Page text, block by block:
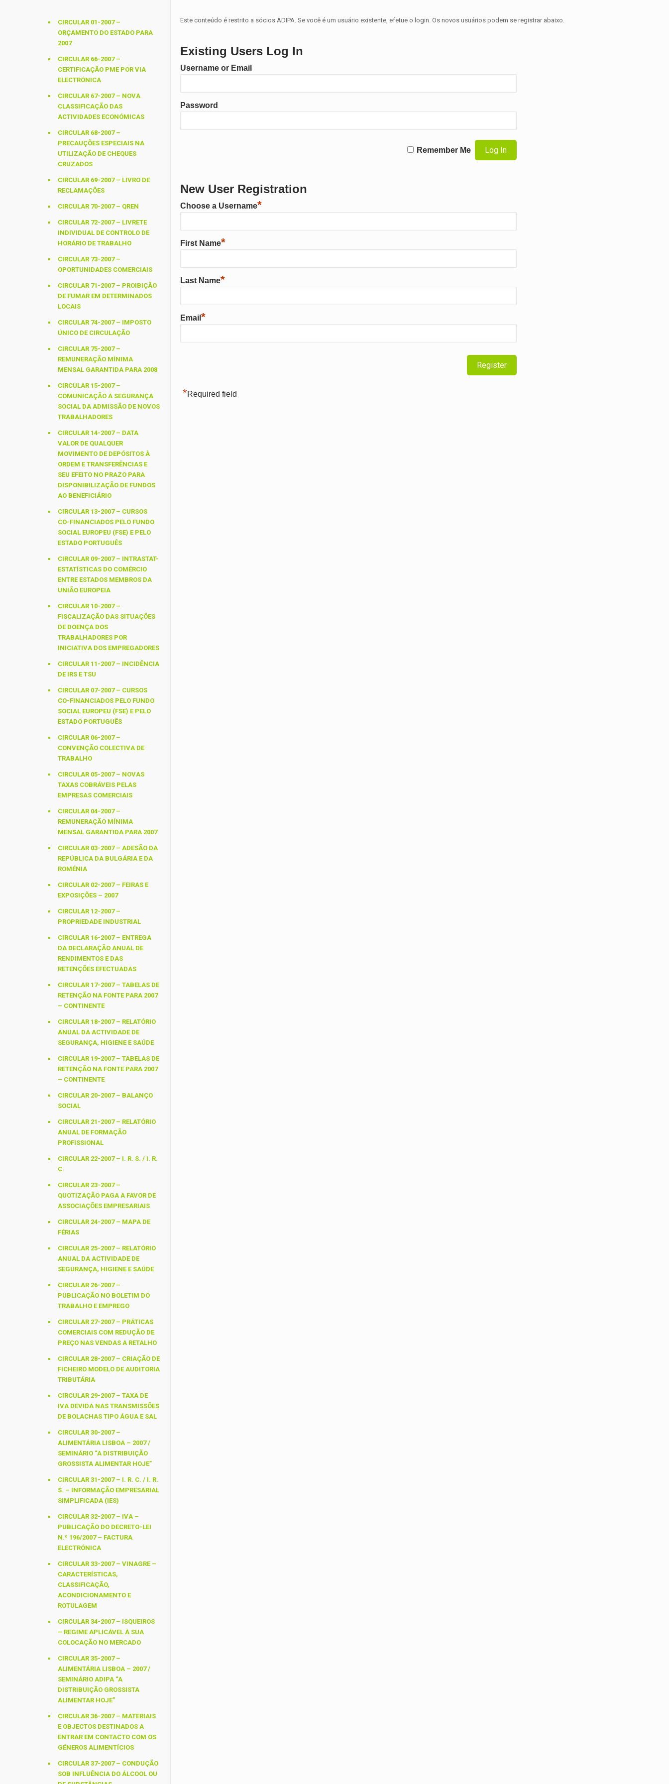
Este conteúdo é restrito a sócios ADIPA. Se você é um usuário existente, efetue o login. Os novos usuários podem se registrar abaixo.
Existing Users Log In
Username or Email
Password
Remember Me
New User Registration
Choose a Username*
First Name*
Last Name*
Email *
*Required field
CIRCULAR 01-2007 –
ORÇAMENTO DO ESTADO PARA
2007
CIRCULAR 66-2007 –
CERTIFICAÇÃO PME POR VIA
ELECTRÓNICA
CIRCULAR 67-2007 – NOVA
CLASSIFICAÇÃO DAS
ACTIVIDADES ECONÓMICAS
CIRCULAR 68-2007 –
PRECAUÇÕES ESPECIAIS NA
UTILIZAÇÃO DE CHEQUES
CRUZADOS
CIRCULAR 69-2007 – LIVRO DE
RECLAMAÇÕES
CIRCULAR 70-2007 – QREN
CIRCULAR 72-2007 – LIVRETE
INDIVIDUAL DE CONTROLO DE
HORÁRIO DE TRABALHO
CIRCULAR 73-2007 –
OPORTUNIDADES COMERCIAIS
CIRCULAR 71-2007 – PROIBIÇÃO
DE FUMAR EM DETERMINADOS
LOCAIS
CIRCULAR 74-2007 – IMPOSTO
ÚNICO DE CIRCULAÇÃO
CIRCULAR 75-2007 –
REMUNERAÇÃO MÍNIMA
MENSAL GARANTIDA PARA 2008
CIRCULAR 15-2007 –
COMUNICAÇÃO À SEGURANÇA
SOCIAL DA ADMISSÃO DE NOVOS
TRABALHADORES
CIRCULAR 14-2007 – DATA
VALOR DE QUALQUER
MOVIMENTO DE DEPÓSITOS À
ORDEM E TRANSFERÊNCIAS E
SEU EFEITO NO PRAZO PARA
DISPONIBILIZAÇÃO DE FUNDOS
AO BENEFICIÁRIO
CIRCULAR 13-2007 – CURSOS
CO-FINANCIADOS PELO FUNDO
SOCIAL EUROPEU (FSE) E PELO
ESTADO PORTUGUÊS
CIRCULAR 09-2007 – INTRASTAT-
ESTATÍSTICAS DO COMÉRCIO
ENTRE ESTADOS MEMBROS DA
UNIÃO EUROPEIA
CIRCULAR 10-2007 –
FISCALIZAÇÃO DAS SITUAÇÕES
DE DOENÇA DOS
TRABALHADORES POR
INICIATIVA DOS EMPREGADORES
CIRCULAR 11-2007 – INCIDÊNCIA
DE IRS E TSU
CIRCULAR 07-2007 – CURSOS
CO-FINANCIADOS PELO FUNDO
SOCIAL EUROPEU (FSE) E PELO
ESTADO PORTUGUÊS
CIRCULAR 06-2007 –
CONVENÇÃO COLECTIVA DE
TRABALHO
CIRCULAR 05-2007 – NOVAS
TAXAS COBRÁVEIS PELAS
EMPRESAS COMERCIAIS
CIRCULAR 04-2007 –
REMUNERAÇÃO MÍNIMA
MENSAL GARANTIDA PARA 2007
CIRCULAR 03-2007 – ADESÃO DA
REPÚBLICA DA BULGÁRIA E DA
ROMÉNIA
CIRCULAR 02-2007 – FEIRAS E
EXPOSIÇÕES – 2007
CIRCULAR 12-2007 –
PROPRIEDADE INDUSTRIAL
CIRCULAR 16-2007 – ENTREGA
DA DECLARAÇÃO ANUAL DE
RENDIMENTOS E DAS
RETENÇÕES EFECTUADAS
CIRCULAR 17-2007 – TABELAS DE
RETENÇÃO NA FONTE PARA 2007
– CONTINENTE
CIRCULAR 18-2007 – RELATÓRIO
ANUAL DA ACTIVIDADE DE
SEGURANÇA, HIGIENE E SAÚDE
CIRCULAR 19-2007 – TABELAS DE
RETENÇÃO NA FONTE PARA 2007
– CONTINENTE
CIRCULAR 20-2007 – BALANÇO
SOCIAL
CIRCULAR 21-2007 – RELATÓRIO
ANUAL DE FORMAÇÃO
PROFISSIONAL
CIRCULAR 22-2007 – I. R. S. / I. R.
C.
CIRCULAR 23-2007 –
QUOTIZAÇÃO PAGA A FAVOR DE
ASSOCIAÇÕES EMPRESARIAIS
CIRCULAR 24-2007 – MAPA DE
FÉRIAS
CIRCULAR 25-2007 – RELATÓRIO
ANUAL DA ACTIVIDADE DE
SEGURANÇA, HIGIENE E SAÚDE
CIRCULAR 26-2007 –
PUBLICAÇÃO NO BOLETIM DO
TRABALHO E EMPREGO
CIRCULAR 27-2007 – PRÁTICAS
COMERCIAIS COM REDUÇÃO DE
PREÇO NAS VENDAS A RETALHO
CIRCULAR 28-2007 – CRIAÇÃO DE
FICHEIRO MODELO DE AUDITORIA
TRIBUTÁRIA
CIRCULAR 29-2007 – TAXA DE
IVA DEVIDA NAS TRANSMISSÕES
DE BOLACHAS TIPO ÁGUA E SAL
CIRCULAR 30-2007 –
ALIMENTÁRIA LISBOA – 2007 /
SEMINÁRIO “A DISTRIBUIÇÃO
GROSSISTA ALIMENTAR HOJE”
CIRCULAR 31-2007 – I. R. C. / I. R.
S. – INFORMAÇÃO EMPRESARIAL
SIMPLIFICADA (IES)
CIRCULAR 32-2007 – IVA –
PUBLICAÇÃO DO DECRETO-LEI
N.º 196/2007 – FACTURA
ELECTRÓNICA
CIRCULAR 33-2007 – VINAGRE –
CARACTERÍSTICAS,
CLASSIFICAÇÃO,
ACONDICIONAMENTO E
ROTULAGEM
CIRCULAR 34-2007 – ISQUEIROS
– REGIME APLICÁVEL À SUA
COLOCAÇÃO NO MERCADO
CIRCULAR 35-2007 –
ALIMENTÁRIA LISBOA – 2007 /
SEMINÁRIO ADIPA “A
DISTRIBUIÇÃO GROSSISTA
ALIMENTAR HOJE”
CIRCULAR 36-2007 – MATERIAIS
E OBJECTOS DESTINADOS A
ENTRAR EM CONTACTO COM OS
GÉNEROS ALIMENTÍCIOS
CIRCULAR 37-2007 – CONDUÇÃO
SOB INFLUÊNCIA DO ÁLCOOL OU